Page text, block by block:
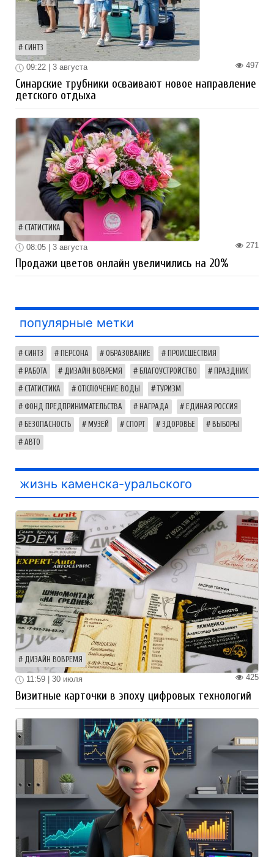
СИНТЗ
497
09:22 | 3 августа
Синарские трубники осваивают новое направление
детского отдыха
СТАТИСТИКА
271
08:05 | 3 августа
Продажи цветов онлайн увеличились на 20%
популярные метки
СИНТЗ ПЕРСОНА ОБРАЗОВАНИЕ ПРОИСШЕСТВИЯ
РАБОТА ДИЗАЙН ВОВРЕМЯ БЛАГОУСТРОЙСТВО ПРАЗДНИК
СТАТИСТИКА ОТКЛЮЧЕНИЕ ВОДЫ ТУРИЗМ
ФОНД ПРЕДПРИНИМАТЕЛЬСТВА НАГРАДА ЕДИНАЯ РОССИЯ
БЕЗОПАСНОСТЬ МУЗЕЙ СПОРТ ЗДОРОВЬЕ ВЫБОРЫ
АВТО
жизнь каменска-уральского
ДИЗАЙН ВОВРЕМЯ
425
11:59 | 30 июля
Визитные карточки в эпоху цифровых технологий